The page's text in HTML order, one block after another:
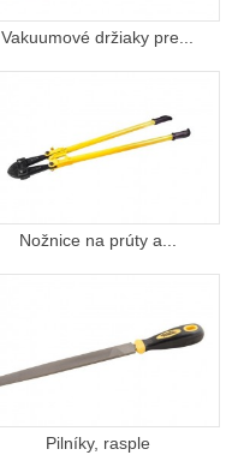
Vakuumové držiaky pre...
Nožnice na prúty a...
Pilníky, rasple